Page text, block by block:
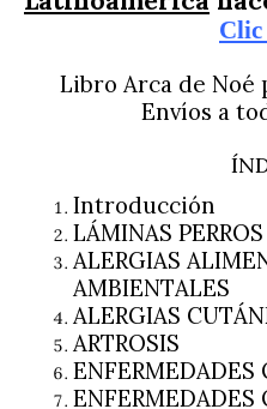
Libro Arca de Noé
Envíos a
Introducción
LÁMINAS PERROS
ALERGIAS
AMBIENTALES
ALERGIAS
ARTROSIS
ENFERMEDADES
ENFERMEDADES